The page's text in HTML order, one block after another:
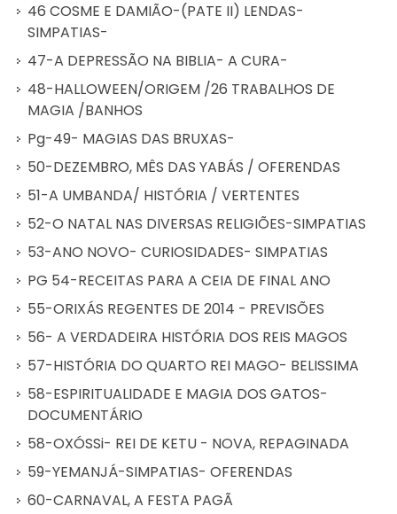
46 COSME E DAMIÃO-(PATE II) LENDAS-
SIMPATIAS-
47-A DEPRESSÃO NA BIBLIA- A CURA-
48-HALLOWEEN/ORIGEM /26 TRABALHOS DE
MAGIA /BANHOS
Pg-49- MAGIAS DAS BRUXAS-
50-DEZEMBRO, MÊS DAS YABÁS / OFERENDAS
51-A UMBANDA/ HISTÓRIA / VERTENTES
52-O NATAL NAS DIVERSAS RELIGIÕES-SIMPATIAS
53-ANO NOVO- CURIOSIDADES- SIMPATIAS
PG 54-RECEITAS PARA A CEIA DE FINAL ANO
55-ORIXÁS REGENTES DE 2014 - PREVISÕES
56- A VERDADEIRA HISTÓRIA DOS REIS MAGOS
57-HISTÓRIA DO QUARTO REI MAGO- BELISSIMA
58-ESPIRITUALIDADE E MAGIA DOS GATOS-
DOCUMENTÁRIO
58-OXÓSSi- REI DE KETU - NOVA, REPAGINADA
59-YEMANJÁ-SIMPATIAS- OFERENDAS
60-CARNAVAL, A FESTA PAGÃ